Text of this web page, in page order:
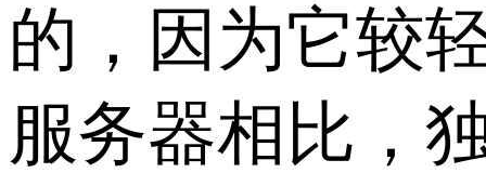
的，因为它较
服务器相比，